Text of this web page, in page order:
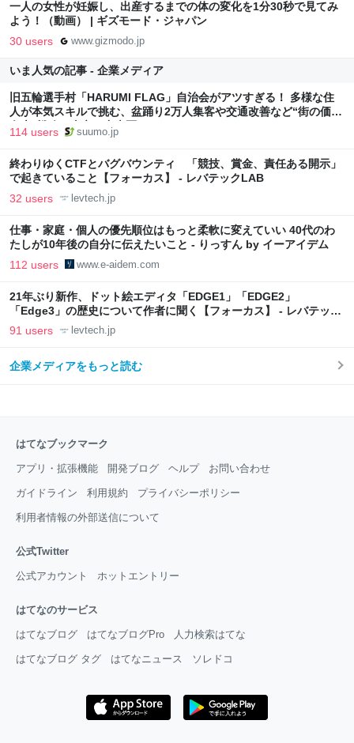
一人の女性が妊娠し、出産するまでの体の変化を1分30秒で見てみ
よう！（動画） | ギズモード・ジャパン
30 users www.gizmodo.jp
いま人気の記事 - 企業メディア
旧五輪選手村「HARUMI FLAG」自治会がアツすぎる！ 多様な住
人が本気スキルで挑む、盆踊り2万人集客や交通改善など“街の価値
向上”戦略 東京・中央区
114 users suumo.jp
終わりゆくCTFとバグバウンティ 「競技、賞金、責任ある開示」
で起きていること【フォーカス】 - レバテックLAB
32 users levtech.jp
仕事・家庭・個人の優先順位はもっと柔軟に変えていい 40代のわ
たしが10年後の自分に伝えたいこと - りっすん by イーアイデム
112 users www.e-aidem.com
21年ぶり新作、ドット絵エディタ「EDGE1」「EDGE2」
「Edge3」の歴史について作者に聞く【フォーカス】 - レバテック
LAB
91 users levtech.jp
企業メディアをもっと読む
はてなブックマーク
アプリ・拡張機能 開発ブログ ヘルプ お問い合わせ
ガイドライン 利用規約 プライバシーポリシー
利用者情報の外部送信について
公式Twitter
公式アカウント ホットエントリー
はてなのサービス
はてなブログ はてなブログPro 人力検索はてな
はてなブログ タグ はてなニュース ソレドコ